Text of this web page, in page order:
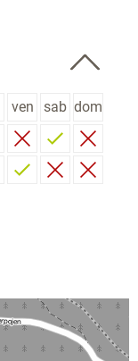
ven sab dom